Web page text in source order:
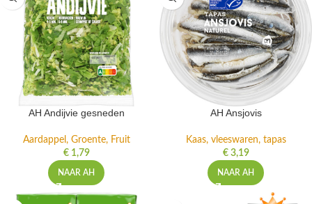
AH Andijvie gesneden
Aardappel, Groente, Fruit
€1,79
NAAR AH
AH Ansjovis
Kaas, vleeswaren, tapas
€3,19
NAAR AH